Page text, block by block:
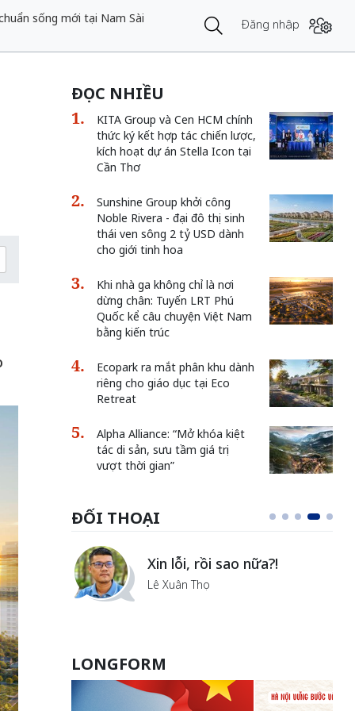
sống mới tại Nam Sài
Đăng nhập
ĐỌC NHIỀU
KITA Group và Cen HCM chính
thức ký kết hợp tác chiến lược,
kích hoạt dự án Stella Icon tại
Cần Thơ
Sunshine Group khởi công
Noble Rivera - đại đô thị sinh
thái ven sông 2 tỷ USD dành
cho giới tinh hoa
Khi nhà ga không chỉ là nơi
dừng chân: Tuyến LRT Phú
Quốc kể câu chuyện Việt Nam
bằng kiến trúc
Ecopark ra mắt phân khu dành
riêng cho giáo dục tại Eco
Retreat
Alpha Alliance: “Mở khóa kiệt
tác di sản, sưu tầm giá trị
vượt thời gian”
ĐỐI THOẠI
Vẻ đẹp của khoa học nhân
văn
Lưu Nguyệt Linh
LONGFORM